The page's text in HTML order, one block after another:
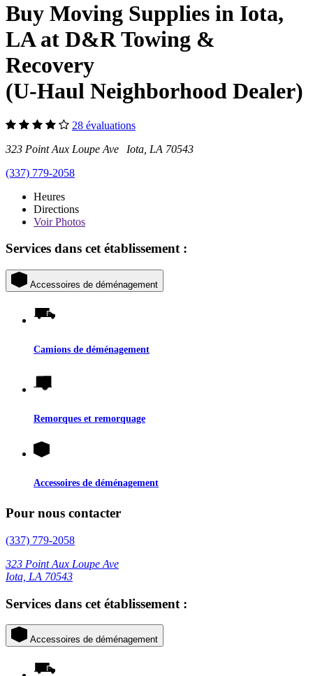
Buy Moving Supplies in Iota,
LA at D&R Towing &
Recovery
(U-Haul Neighborhood Dealer)
28 évaluations
323 Point Aux Loupe Ave Iota, LA 70543
(337) 779-2058
Heures
Directions
VoirPhotos
Services dans cet établissement :
Accessoires de déménagement
Camions de déménagement
Remorques et remorquage
Accessoires de déménagement
Pour nous contacter
(337) 779-2058
323 Point Aux Loupe Ave
Iota, LA 70543
Services dans cet établissement :
Accessoires de déménagement